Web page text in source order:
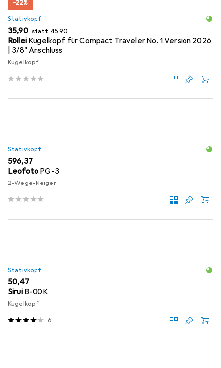
−22%
Stativkopf
EUR
35,90 statt EUR
45,90
Rollei Kugelkopf für Compact Traveler No. 1 Version 2026
| 3/8" Anschluss
Kugelkopf
Stativkopf
EUR
596,37
Leofoto PG-3
2-Wege-Neiger
Stativkopf
EUR
50,47
Sirui B-00K
Kugelkopf
6